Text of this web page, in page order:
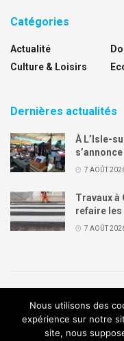
Catégories
Actualité
Culture & Loisirs
Dernières actualités
À L’Isle-
7 AOÛT
Travaux à
refaire les
7 AOÛT
Politique de confidentialité
Annonces Legal Plus
Nous utilisons des
expérience sur notre
site, nous